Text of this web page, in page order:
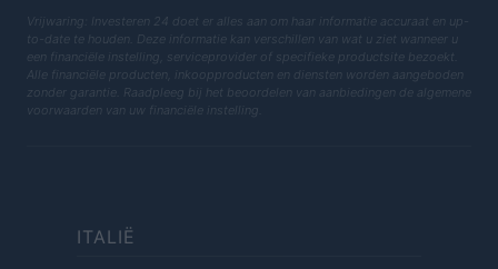
Vrijwaring: Investeren 24 doet er alles aan om haar informatie accuraat en up-
to-date te houden. Deze informatie kan verschillen van wat u ziet wanneer u
een financiële instelling, serviceprovider of specifieke productsite bezoekt.
Alle financiële producten, inkoopproducten en diensten worden aangeboden
zonder garantie. Raadpleeg bij het beoordelen van aanbiedingen de algemene
voorwaarden van uw financiële instelling.
ITALIË